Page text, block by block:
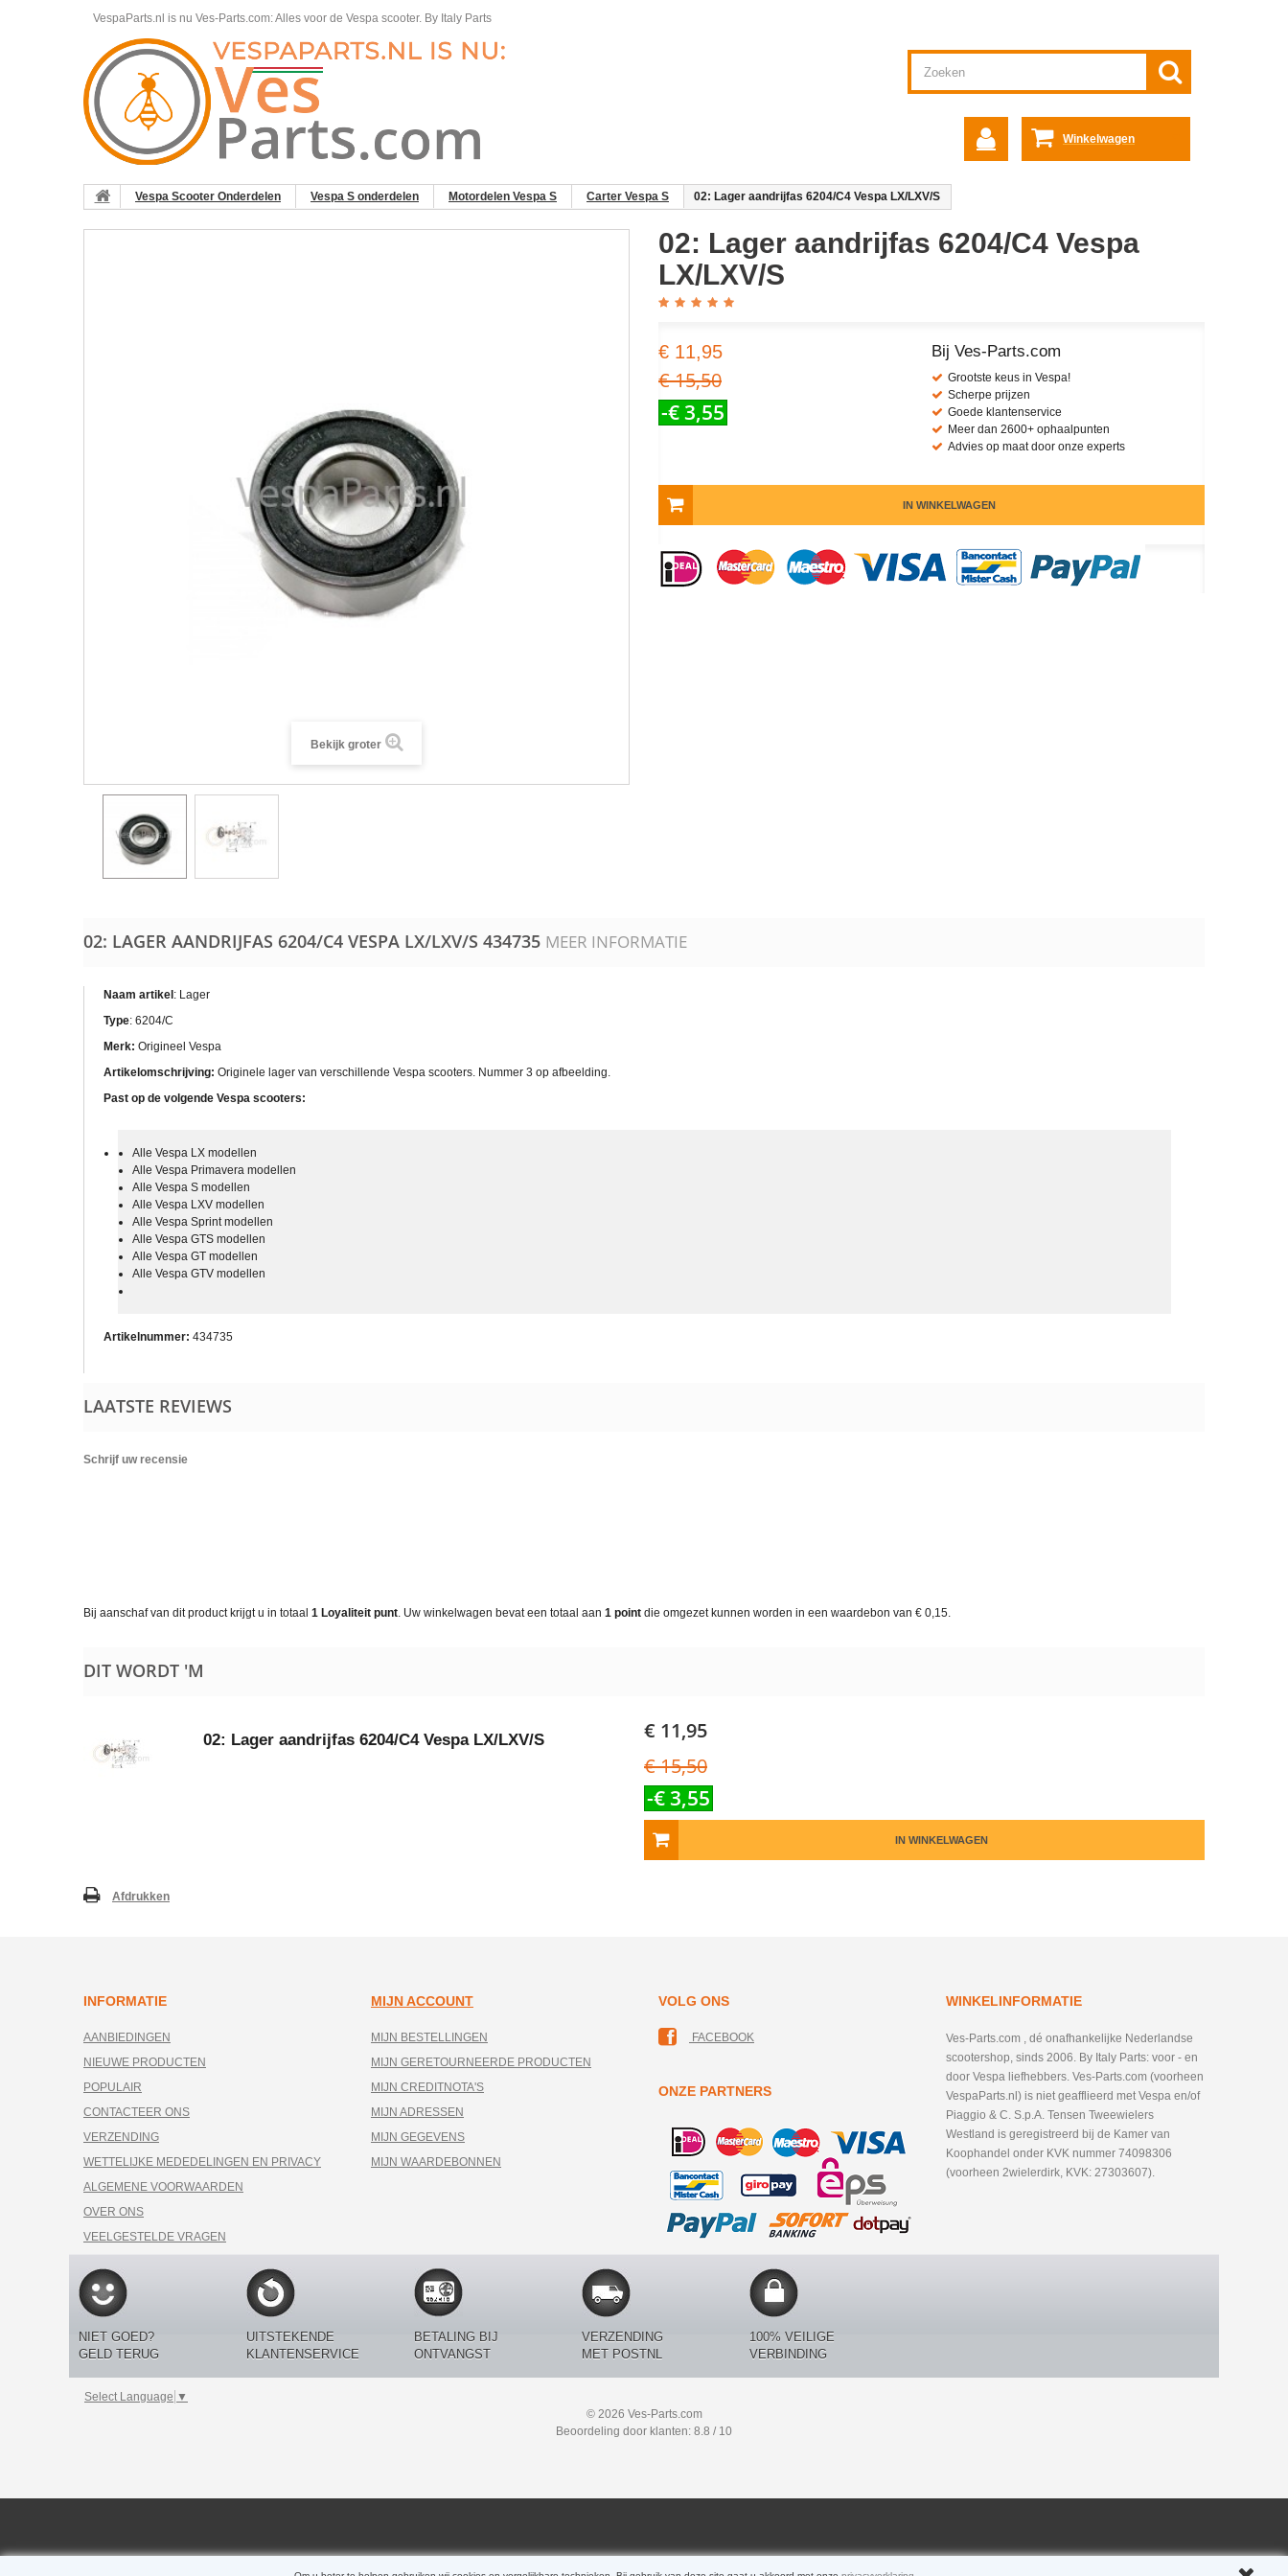
VespaParts.nl is nu Ves-Parts.com: Alles voor de Vespa scooter. By Italy Parts
Winkelwagen
Vespa Scooter Onderdelen Vespa S onderdelen Motordelen Vespa S Carter Vespa S 02: Lager aandrijfas 6204/C4 Vespa LX/LXV/S
Bekijk groter
02: Lager aandrijfas 6204/C4 Vespa
LX/LXV/S
€ 11,95
€ 15,50
-€ 3,55
Bij Ves-Parts.com
Grootste keus in Vespa!
Scherpe prijzen
Goede klantenservice
Meer dan 2600+ ophaalpunten
Advies op maat door onze experts
IN WINKELWAGEN
02: LAGER AANDRIJFAS 6204/C4 VESPA LX/LXV/S 434735 MEER INFORMATIE
Naam artikel : Lager
Type: 6204/C
Merk: Origineel Vespa
Artikelomschrijving: Originele lager van verschillende Vespa scooters. Nummer 3 op afbeelding.
Past op de volgende Vespa scooters:
Alle Vespa LX modellen
Alle Vespa Primavera modellen
Alle Vespa S modellen
Alle Vespa LXV modellen
Alle Vespa Sprint modellen
Alle Vespa GTS modellen
Alle Vespa GT modellen
Alle Vespa GTV modellen
Artikelnummer: 434735
LAATSTE REVIEWS
Schrijf uw recensie
Bij aanschaf van dit product krijgt u in totaal 1 Loyaliteit punt. Uw winkelwagen bevat een totaal aan 1 point die omgezet kunnen worden in een waardebon van € 0,15.
DIT WORDT 'M
02: Lager aandrijfas 6204/C4 Vespa LX/LXV/S
€ 11,95
€ 15,50
-€ 3,55
IN WINKELWAGEN
Afdrukken
INFORMATIE
AANBIEDINGEN
NIEUWE PRODUCTEN
POPULAIR
CONTACTEER ONS
VERZENDING
WETTELIJKE MEDEDELINGEN EN PRIVACY
ALGEMENE VOORWAARDEN
OVER ONS
VEELGESTELDE VRAGEN
MIJN ACCOUNT
MIJN BESTELLINGEN
MIJN GERETOURNEERDE PRODUCTEN
MIJN CREDITNOTA'S
MIJN ADRESSEN
MIJN GEGEVENS
MIJN WAARDEBONNEN
VOLG ONS
FACEBOOK
ONZE PARTNERS
WINKELINFORMATIE
Ves-Parts.com , dé onafhankelijke Nederlandse
scootershop, sinds 2006. By Italy Parts: voor - en
door Vespa liefhebbers. Ves-Parts.com (voorheen
VespaParts.nl) is niet geafflieerd met Vespa en/of
Piaggio & C. S.p.A. Tensen Tweewielers
Westland is geregistreerd bij de Kamer van
Koophandel onder KVK nummer 74098306
(voorheen 2wielerdirk, KVK: 27303607).
NIET GOED?
GELD TERUG
UITSTEKENDE
KLANTENSERVICE
BETALING BIJ
ONTVANGST
VERZENDING
MET POSTNL
100% VEILIGE
VERBINDING
Select Language ▼
© 2026 Ves-Parts.com
Beoordeling door klanten: 8.8 / 10